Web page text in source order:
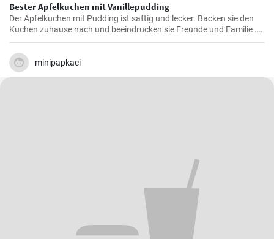
Bester Apfelkuchen mit Vanillepudding
Der Apfelkuchen mit Pudding ist saftig und lecker. Backen sie den
Kuchen zuhause nach und beeindrucken sie Freunde und Familie .
Passend zur Herbstzeit in der Apfelernte.
minipapkaci